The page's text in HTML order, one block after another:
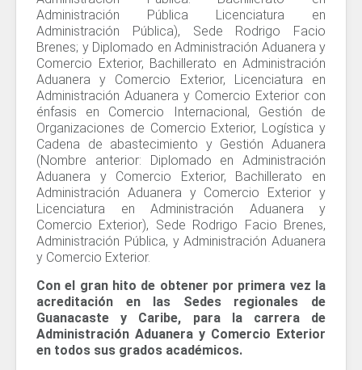
Administración Pública Licenciatura en
Administración Pública), Sede Rodrigo Facio
Brenes; y Diplomado en Administración Aduanera y
Comercio Exterior, Bachillerato en Administración
Aduanera y Comercio Exterior, Licenciatura en
Administración Aduanera y Comercio Exterior con
énfasis en Comercio Internacional, Gestión de
Organizaciones de Comercio Exterior, Logística y
Cadena de abastecimiento y Gestión Aduanera
(Nombre anterior: Diplomado en Administración
Aduanera y Comercio Exterior, Bachillerato en
Administración Aduanera y Comercio Exterior y
Licenciatura en Administración Aduanera y
Comercio Exterior), Sede Rodrigo Facio Brenes,
Administración Pública, y Administración Aduanera
y Comercio Exterior.
Con el gran hito de obtener por primera vez la
acreditación en las Sedes regionales de
Guanacaste y Caribe, para la carrera de
Administración Aduanera y Comercio Exterior
en todos sus grados académicos.